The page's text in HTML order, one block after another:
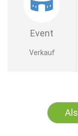
Event
Verkauf